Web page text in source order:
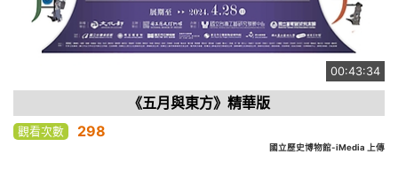
00:43:34
《五月與東方》精華版
觀看次數 298
國立歷史博物館-iMedia 上傳